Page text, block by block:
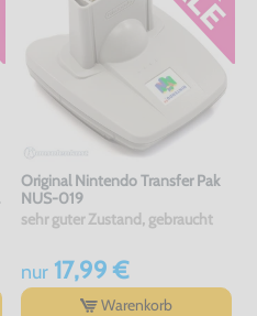
Original Nintendo Transfer Pak
NUS-019
sehr guter Zustand, gebraucht
nur17,99 €
Warenkorb